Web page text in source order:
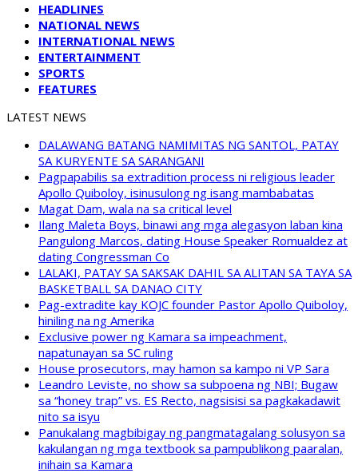
HEADLINES
NATIONAL NEWS
INTERNATIONAL NEWS
ENTERTAINMENT
SPORTS
FEATURES
LATEST NEWS
DALAWANG BATANG NAMIMITAS NG SANTOL, PATAY
SA KURYENTE SA SARANGANI
Pagpapabilis sa extradition process ni religious leader
Apollo Quiboloy, isinusulong ng isang mambabatas
Magat Dam, wala na sa critical level
Ilang Maleta Boys, binawi ang mga alegasyon laban kina
Pangulong Marcos, dating House Speaker Romualdez at
dating Congressman Co
LALAKI, PATAY SA SAKSAK DAHIL SA ALITAN SA TAYA SA
BASKETBALL SA DANAO CITY
Pag-extradite kay KOJC founder Pastor Apollo Quiboloy,
hiniling na ng Amerika
Exclusive power ng Kamara sa impeachment,
napatunayan sa SC ruling
House prosecutors, may hamon sa kampo ni VP Sara
Leandro Leviste, no show sa subpoena ng NBI; Bugaw
sa “honey trap” vs. ES Recto, nagsisisi sa pagkakadawit
nito sa isyu
Panukalang magbibigay ng pangmatagalang solusyon sa
kakulangan ng mga textbook sa pampublikong paaralan,
inihain sa Kamara